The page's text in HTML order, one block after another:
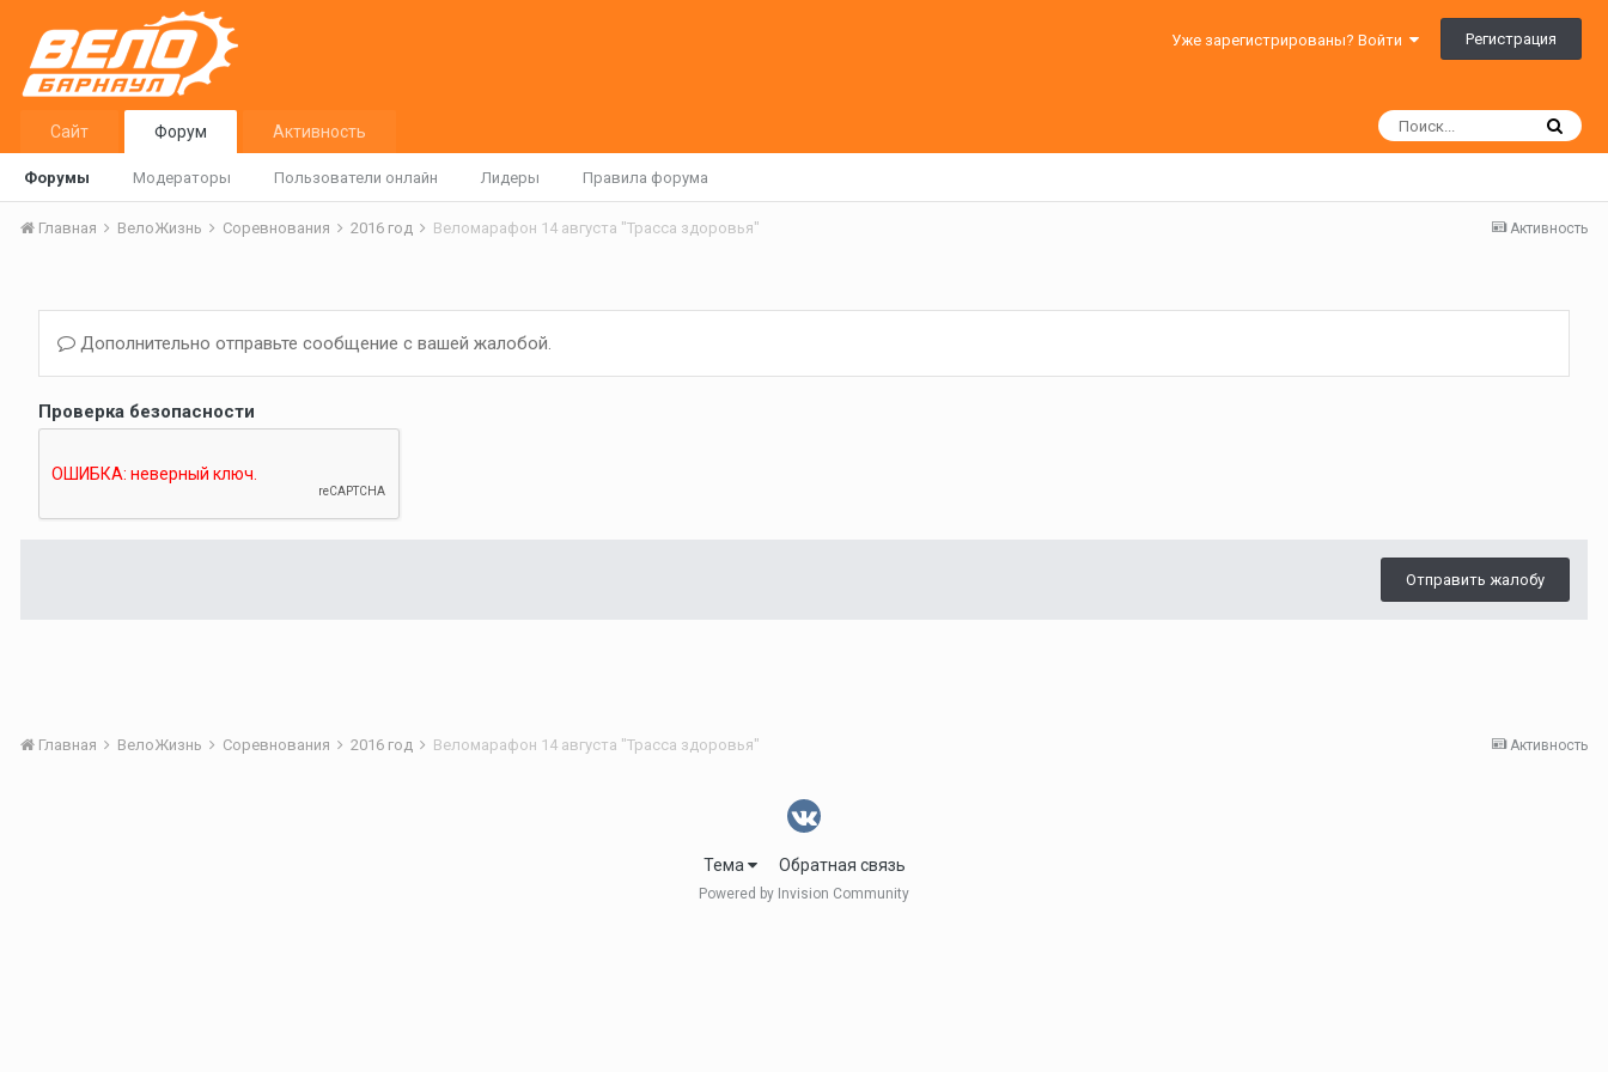
Уже зарегистрированы? Войти Регистрация
Сайт Форум
Форумы Модераторы Пользователи онлайн Лидеры Правила форума
Активность
Активность
Главная ВелоЖизнь Соревнования 2016 год Веломарафон 14 августа "Трасса здоровья"
Дополнительно отправьте сообщение с вашей жалобой.
Проверка безопасности
Отправить жалобу
Активность
Главная ВелоЖизнь Соревнования 2016 год Веломарафон 14 августа "Трасса здоровья"
Тема Обратная связь
Powered by Invision Community